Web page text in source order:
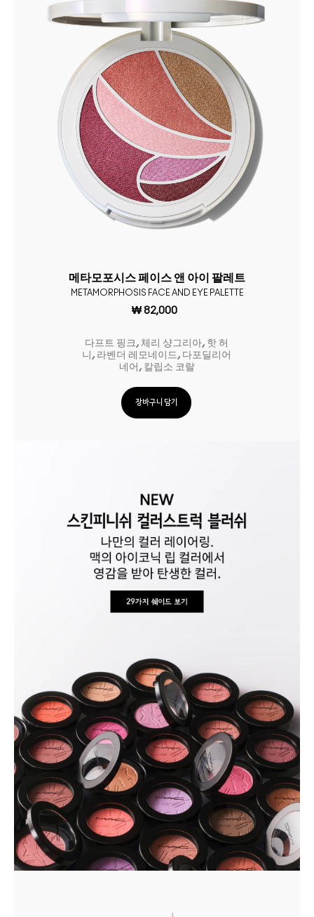
메타모포시스 페이스 앤 아이 팔레트
METAMORPHOSIS FACE AND EYE PALETTE
₩ 82,000
다프트 핑크, 체리 샹그리아, 핫 허
니, 라벤더 레모네이드, 다포딜리어
네어, 칼립소 코랄
장바구니 담기